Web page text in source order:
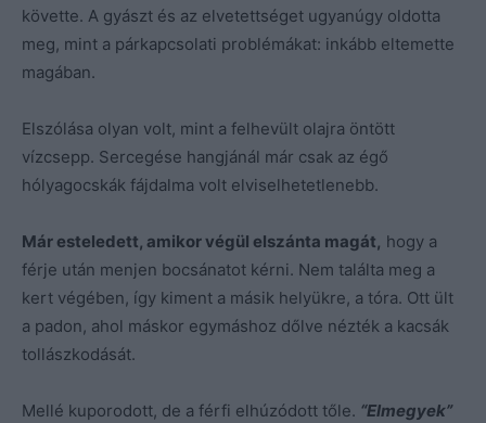
követte. A gyászt és az elvetettséget ugyanúgy oldotta
meg, mint a párkapcsolati problémákat: inkább eltemette
magában.
Elszólása olyan volt, mint a felhevült olajra öntött
vízcsepp. Sercegése hangjánál már csak az égő
hólyagocskák fájdalma volt elviselhetetlenebb.
Már esteledett, amikor végül elszánta magát, hogy a
férje után menjen bocsánatot kérni. Nem találta meg a
kert végében, így kiment a másik helyükre, a tóra. Ott ült
a padon, ahol máskor egymáshoz dőlve nézték a kacsák
tollászkodását.
Mellé kuporodott, de a férfi elhúzódott tőle. “Elmegyek”